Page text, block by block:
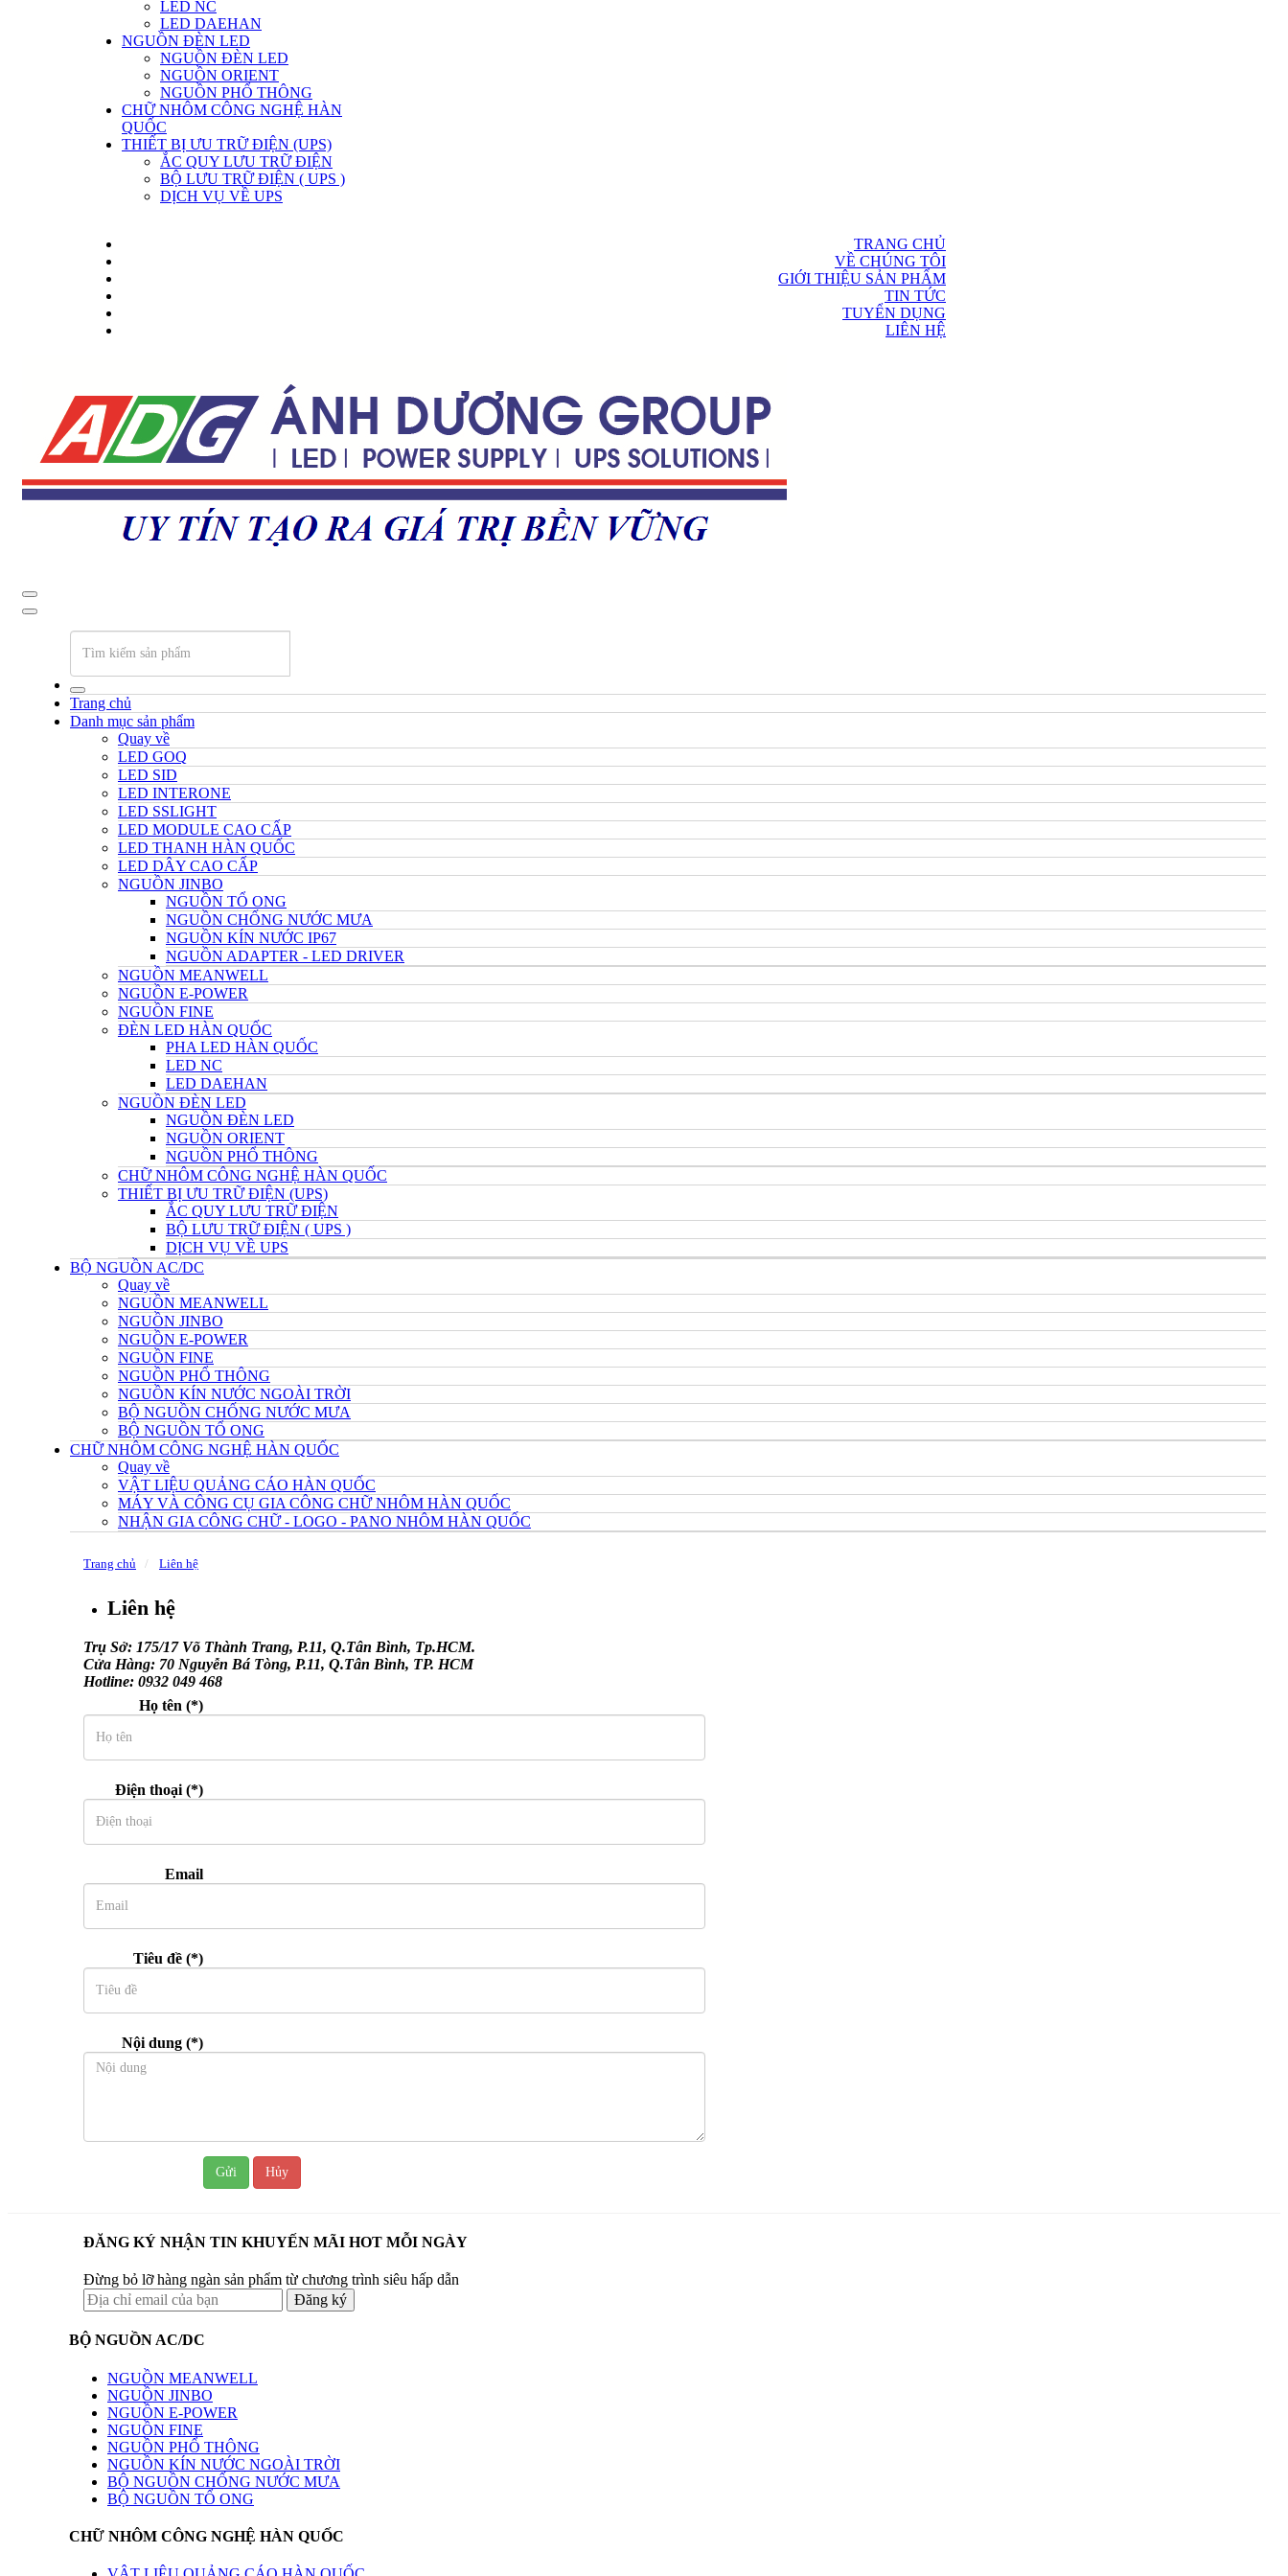
LED NC
LED DAEHAN
NGUỒN ĐÈN LED
NGUỒN ĐÈN LED
NGUỒN ORIENT
NGUỒN PHỔ THÔNG
CHỮ NHÔM CÔNG NGHỆ HÀN
QUỐC
THIẾT BỊ ƯU TRỮ ĐIỆN (UPS)
ẮC QUY LƯU TRỮ ĐIỆN
BỘ LƯU TRỮ ĐIỆN ( UPS )
DỊCH VỤ VỀ UPS
TRANG CHỦ
VỀ CHÚNG TÔI
GIỚI THIỆU SẢN PHẨM
TIN TỨC
TUYỂN DỤNG
LIÊN HỆ
Trang chủ
Danh mục sản phẩm
Quay về
LED GOQ
LED SID
LED INTERONE
LED SSLIGHT
LED MODULE CAO CẤP
LED THANH HÀN QUỐC
LED DÂY CAO CẤP
NGUỒN JINBO
NGUỒN TỔ ONG
NGUỒN CHỐNG NƯỚC MƯA
NGUỒN KÍN NƯỚC IP67
NGUỒN ADAPTER - LED DRIVER
NGUỒN MEANWELL
NGUỒN E-POWER
NGUỒN FINE
ĐÈN LED HÀN QUỐC
PHA LED HÀN QUỐC
LED NC
LED DAEHAN
NGUỒN ĐÈN LED
NGUỒN ĐÈN LED
NGUỒN ORIENT
NGUỒN PHỔ THÔNG
CHỮ NHÔM CÔNG NGHỆ HÀN QUỐC
THIẾT BỊ ƯU TRỮ ĐIỆN (UPS)
ẮC QUY LƯU TRỮ ĐIỆN
BỘ LƯU TRỮ ĐIỆN ( UPS )
DỊCH VỤ VỀ UPS
BỘ NGUỒN AC/DC
Quay về
NGUỒN MEANWELL
NGUỒN JINBO
NGUỒN E-POWER
NGUỒN FINE
NGUỒN PHỔ THÔNG
NGUỒN KÍN NƯỚC NGOÀI TRỜI
BỘ NGUỒN CHỐNG NƯỚC MƯA
BỘ NGUỒN TỔ ONG
CHỮ NHÔM CÔNG NGHỆ HÀN QUỐC
Quay về
VẬT LIỆU QUẢNG CÁO HÀN QUỐC
MÁY VÀ CÔNG CỤ GIA CÔNG CHỮ NHÔM HÀN QUỐC
NHẬN GIA CÔNG CHỮ - LOGO - PANO NHÔM HÀN QUỐC
Trang chủ Liên hệ
Liên hệ
Trụ Sở: 175/17 Võ Thành Trang, P.11, Q.Tân Bình, Tp.HCM.
Cửa Hàng: 70 Nguyễn Bá Tòng, P.11, Q.Tân Bình, TP. HCM
Hotline: 0932 049 468
Họ tên (*)
Điện thoại (*)
Email
Tiêu đề (*)
Nội dung (*)
Gửi Hủy
ĐĂNG KÝ NHẬN TIN KHUYẾN MÃI HOT MỖI NGÀY
Đừng bỏ lỡ hàng ngàn sản phẩm từ chương trình siêu hấp dẫn
BỘ NGUỒN AC/DC
NGUỒN MEANWELL
NGUỒN JINBO
NGUỒN E-POWER
NGUỒN FINE
NGUỒN PHỔ THÔNG
NGUỒN KÍN NƯỚC NGOÀI TRỜI
BỘ NGUỒN CHỐNG NƯỚC MƯA
BỘ NGUỒN TỔ ONG
CHỮ NHÔM CÔNG NGHỆ HÀN QUỐC